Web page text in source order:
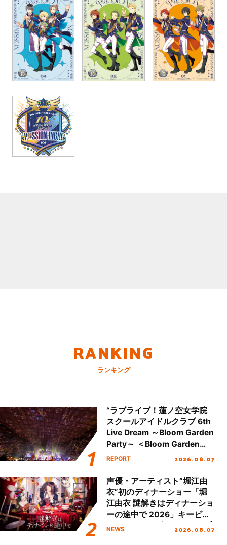
RANKING
ランキング
“ラブライブ！蓮ノ空女学院
スクールアイドルクラブ 6th
Live Dream ～Bloom Garden
Party～ ＜Bloom Garden
Party Stage／埼玉公演＞”
REPORT 2026.08.07
声優・アーティスト“堀江由
衣”初のディナーショー「堀
江由衣 謎解きはディナーショ
ーの途中で 2026」キービジ
ュアル＆グッズラインナップ
NEWS 2026.08.07